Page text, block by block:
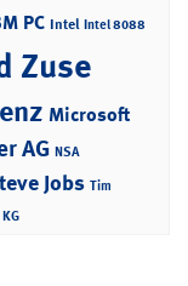
PC Intel Intel 8088
Zuse
Microsoft
AG NSA
Jobs Tim